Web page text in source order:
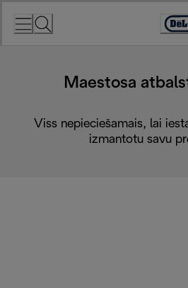
Maestosa
Viss nepieciešamais, lai
izmantotu savu